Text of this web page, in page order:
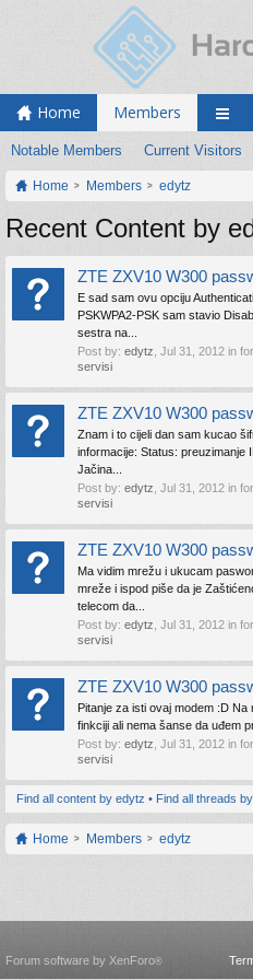
Home Members
Notable Members Current Visitors
Home Members edytz
Recent Content by
ZTE ZXV10 W300
E sad sam ovu opciju
PSKWPA2-PSK sam stavio
sestra na...
Post by: edytz Jul 31, 2012 in
servisi
ZTE ZXV10 W300
Znam i to cijeli dan sam kucao
informacije: Status: preuzimanje
Jačina...
Post by: edytz Jul 31, 2012 in
servisi
ZTE ZXV10 W300
Ma vidim mrežu i ukucam
mreže i ispod piše da je
telecom da...
Post by: edytz Jul 31, 2012 in
servisi
ZTE ZXV10 W300
Pitanje za isti ovaj modem :D
finkciji ali nema šanse da uđem
Post by: edytz Jul 31, 2012 in
servisi
Find all content by edytz Find all threads
Home Members edytz
Forum software by XenForo®